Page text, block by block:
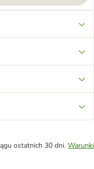
ostatnich 30 dni. Warunki